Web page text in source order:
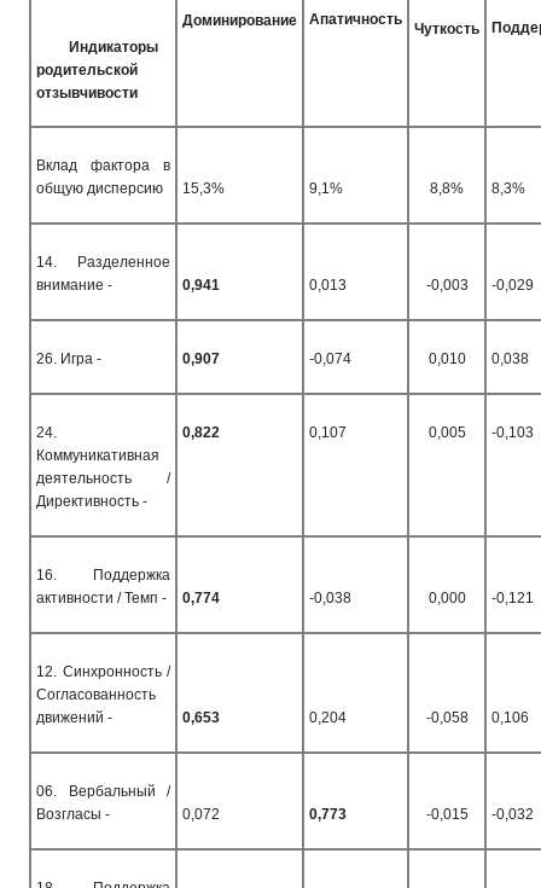
Индикаторы
родительской
отзывчивости
Доминирование Апатичность
Чуткость
Вклад фактора в
общую дисперсию
15,3% 9,1% 8,8% 8,3%
14. Разделенное
внимание -
0,941 0,013 -0,003 -0,029
26. Игра - 0,907 -0,074 0,010 0,038
24.
Коммуникативная
деятельность /
Директивность -
0,822 0,107 0,005 -0,103
16. Поддержка
активности / Темп -
0,774 -0,038 0,000 -0,121
12. Синхронность /
Согласованность
движений -
0,653 0,204 -0,058 0,106
06. Вербальный /
Возгласы -
0,072 0,773 -0,015 -0,032